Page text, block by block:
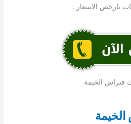
بارخص الاسعار .
فىراس الخيمة